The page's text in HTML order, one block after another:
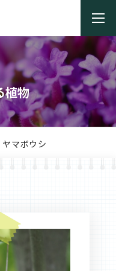
植物
マボウシ